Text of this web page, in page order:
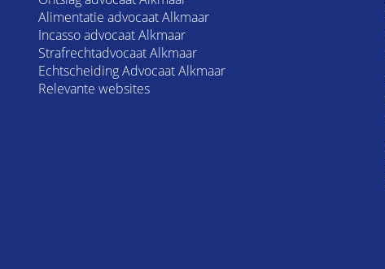
Alimentatie advocaat Alkmaar
Incasso advocaat Alkmaar
Strafrechtadvocaat Alkmaar
Echtscheiding Advocaat Alkmaar
Relevante websites